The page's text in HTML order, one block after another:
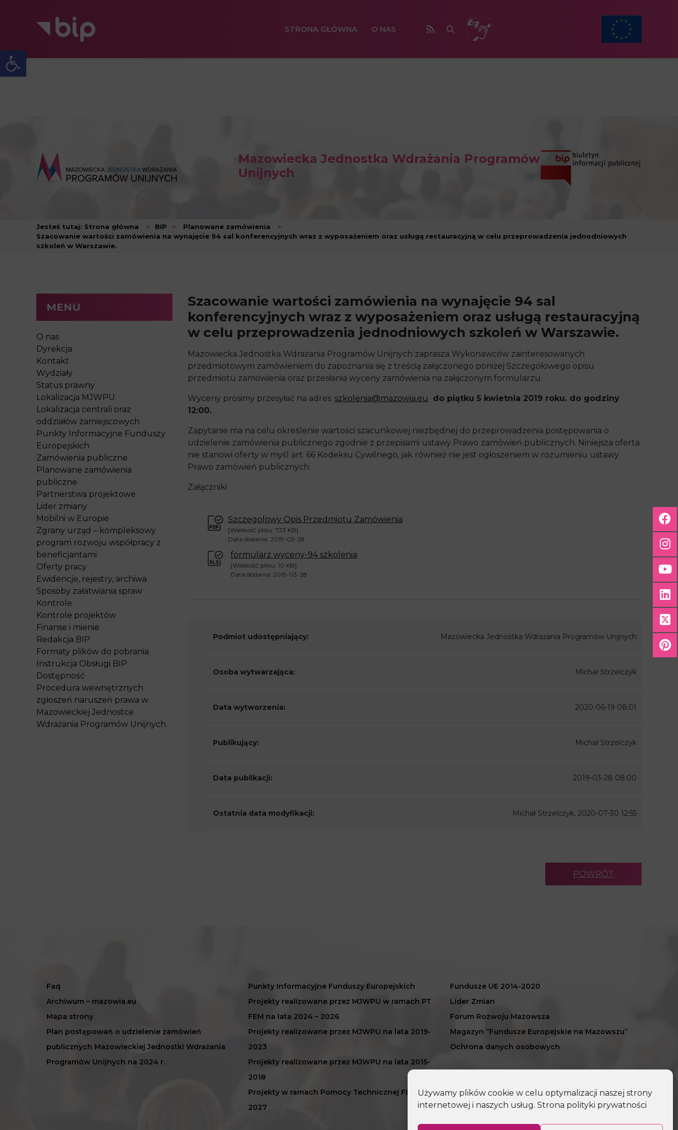
Open toolbar
Używamy plików cookie w celu optymalizacji naszej strony
internetowej i naszych usług. Strona polityki prywatności
STRONA GŁÓWNA O NAS
Mazowiecka Jednostka Wdrażania Programów
Unijnych
Jesteś tutaj: Strona główna > BIP > Planowane zamówienia
>
Szacowanie wartości zamówienia na wynajęcie 94 sal konferencyjnych wraz z wyposażeniem oraz usługą restauracyjną w celu przeprowadzenia jednodniowych
szkoleń w Warszawie.
MENU
O nas
Dyrekcja
Kontakt
Wydziały
Status prawny
Lokalizacja MJWPU
Lokalizacja centrali oraz
oddziałów zamiejscowych
Punkty Informacyjne Funduszy
Europejskich
Zamówienia publiczne
Planowane zamówienia
publiczne
Partnerstwa projektowe
Lider zmiany
Mobilni w Europie
Zgrany urząd – kompleksowy
program rozwoju współpracy z
beneficjantami
Oferty pracy
Ewidencje, rejestry, archiwa
Sposoby załatwiania spraw
Kontrole
Kontrole projektów
Finanse i mienie
Redakcja BIP
Formaty plików do pobrania
Instrukcja Obsługi BIP
Dostępność
Procedura wewnętrznych
zgłoszeń naruszeń prawa w
Mazowieckiej Jednostce
Wdrażania Programów Unijnych
Szacowanie wartości zamówienia na wynajęcie 94 sal
konferencyjnych wraz z wyposażeniem oraz usługą restauracyjną
w celu przeprowadzenia jednodniowych szkoleń w Warszawie.
Mazowiecka Jednostka Wdrażania Programów Unijnych zaprasza Wykonawców zainteresowanych
przedmiotowym zamówieniem do zapoznania się z treścią załączonego poniżej Szczegółowego opisu
przedmiotu zamówienia oraz przesłania wyceny zamówienia na załączonym formularzu.
Wyceny prosimy przesyłać na adres: szkolenia@mazowia.eu
do piątku 5 kwietnia 2019 roku. do godziny
12:00.
Zapytanie ma na celu określenie wartości szacunkowej niezbędnej do przeprowadzenia postępowania o
udzielenie zamówienia publicznego zgodnie z przepisami ustawy Prawo zamówień publicznych. Niniejsza oferta
nie stanowi oferty w myśl art. 66 Kodeksu Cywilnego, jak również nie jest ogłoszeniem w rozumieniu ustawy
Prawo zamówień publicznych.
Załączniki
Szczegolowy Opis Przedmiotu Zamówienia
[Wielkość pliku: 723 KB].
Data dodania: 2019-03-28
formularz wyceny-94 szkolenia
[Wielkość pliku: 10 KB].
Data dodania: 2019-03-28
Podmiot udostępniający: Mazowiecka Jednostka Wdrażania Programów Unijnych
Osoba wytwarzająca: Michał Strzelczyk
Data wytworzenia: 2020-06-19 08:01
Publikujący: Michał Strzelczyk
Data publikacji: 2019-03-28 08:00
Ostatnia data modyfikacji: Michał Strzelczyk, 2020-07-30 12:55
POWRÓT
Faq
Archiwum – mazowia.eu
Mapa strony
Plan postępowań o udzielenie zamówień
publicznych Mazowieckiej Jednostki Wdrażania
Programów Unijnych na 2024 r.
Punkty Informacyjne Funduszy Europejskich
Projekty realizowane przez MJWPU w ramach PT
FEM na lata 2024 – 2026
Projekty realizowane przez MJWPU na lata 2019-
2023
Projekty realizowane przez MJWPU na lata 2015-
2018
Projekty w ramach Pomocy Technicznej FEM 2021-
2027
Fundusze UE 2014-2020
Lider Zmian
Forum Rozwoju Mazowsza
Magazyn “Fundusze Europejskie na Mazowszu”
Ochrona danych osobowych